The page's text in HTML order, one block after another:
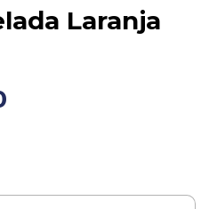
Laranja